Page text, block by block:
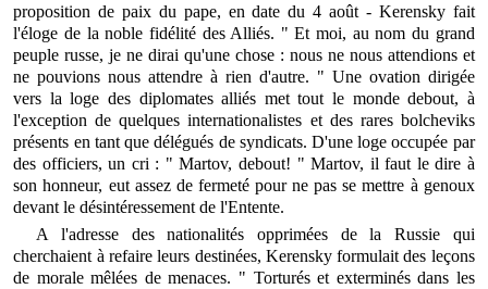
proposition de paix du pape, en date du 4 août - Kerensky fait
l'éloge de la noble fidélité des Alliés. " Et moi, au nom du grand
peuple russe, je ne dirai qu'une chose : nous ne nous attendions et
ne pouvions nous attendre à rien d'autre. " Une ovation dirigée
vers la loge des diplomates alliés met tout le monde debout, à
l'exception de quelques internationalistes et des rares bolcheviks
présents en tant que délégués de syndicats. D'une loge occupée par
des officiers, un cri : " Martov, debout! " Martov, il faut le dire à
son honneur, eut assez de fermeté pour ne pas se mettre à genoux
devant le désintéressement de l'Entente.
A l'adresse des nationalités opprimées de la Russie qui
cherchaient à refaire leurs destinées, Kerensky formulait des leçons
de morale mêlées de menaces. " Torturés et exterminés dans les